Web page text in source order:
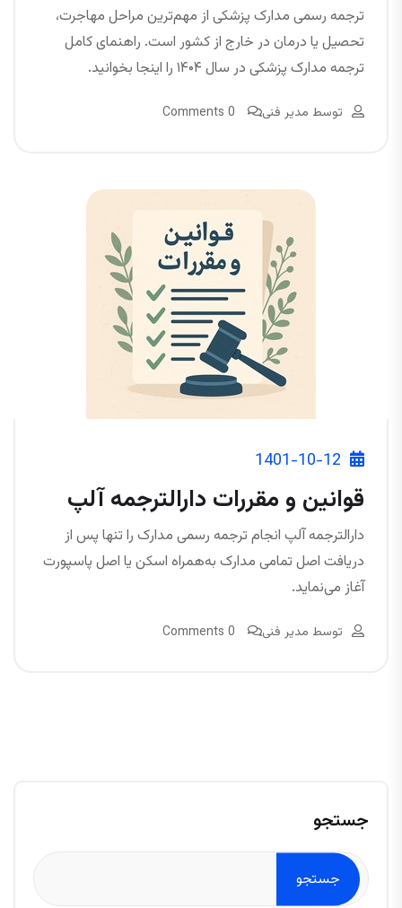
ترجمه رسمی مدارک پزشکی از مهم‌ترین مراحل مهاجرت،
تحصیل یا درمان در خارج از کشور است. راهنمای کامل
ترجمه مدارک پزشکی در سال ۱۴۰۴ را اینجا بخوانید.
توسط مدیر فنی 0 Comments
1401-10-12
قوانین و مقررات دارالترجمه آلپ
دارالترجمه آلپ انجام ترجمه رسمی مدارک را تنها پس از
دریافت اصل تمامی مدارک به‌همراه اسکن یا اصل پاسپورت
آغاز می‌نماید.
توسط مدیر فنی 0 Comments
جستجو
جستجو